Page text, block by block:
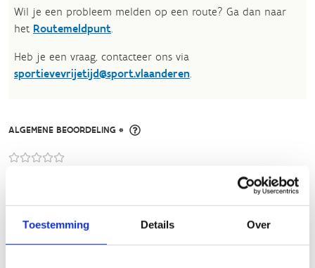
Toestemming Details Over
Wil je een probleem melden op een route? Ga dan naar
het Routemeldpunt.
Heb je een vraag, contacteer ons via
sportievevrijetijd@sport.vlaanderen.​
ALGEMENE BEOORDELING *